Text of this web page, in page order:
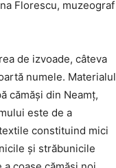
Florescu, muzeograf
de izvoade, câteva
numele. Materialul
cămăși din Neamț,
este de a
constituind mici
și străbunicile